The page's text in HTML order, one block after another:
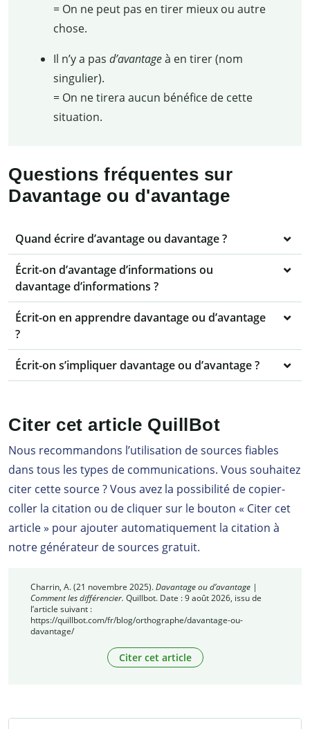
= On ne peut pas en tirer mieux ou autre
chose.
Il n’y a pas d’avantageà en tirer (nom
singulier).
= On ne tirera aucun bénéfice de cette
situation.
Questions fréquentes sur
Davantage ou d'avantage
Quand écrire d’avantage ou davantage ?
Écrit-on d’avantage d’informations ou
davantage d’informations ?
Écrit-on en apprendre davantage ou d’avantage
?
Écrit-on s’impliquer davantage ou d’avantage ?
Citer cet article QuillBot
Nous recommandons l’utilisation de sources fiables
dans tous les types de communications. Vous souhaitez
citer cette source ? Vous avez la possibilité de copier-
coller la citation ou de cliquer sur le bouton « Citer cet
article » pour ajouter automatiquement la citation à
notre générateur de sources gratuit.
Charrin, A. (21 novembre 2025).Davantage ou d’avantage |
Comment les différencier. Quillbot. Date : 9 août 2026, issu de
l’article suivant :
https://quillbot.com/fr/blog/orthographe/davantage-ou-
davantage/
Citer cet article